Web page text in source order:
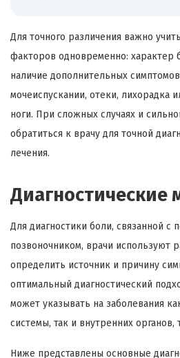
Для точного различения важно
факторов одновременно: характер
наличие дополнительных
мочеиспускании, отеки, лихорадка
ноги. При сложных случаях и
обратиться к врачу для точной
лечения.
Диагностические
Для диагностики боли, связанной с
позвоночником, врачи используют
определить источник и причину
оптимальный диагностический
может указывать на заболевания
системы, так и внутренних органов,
Ниже представлены основные